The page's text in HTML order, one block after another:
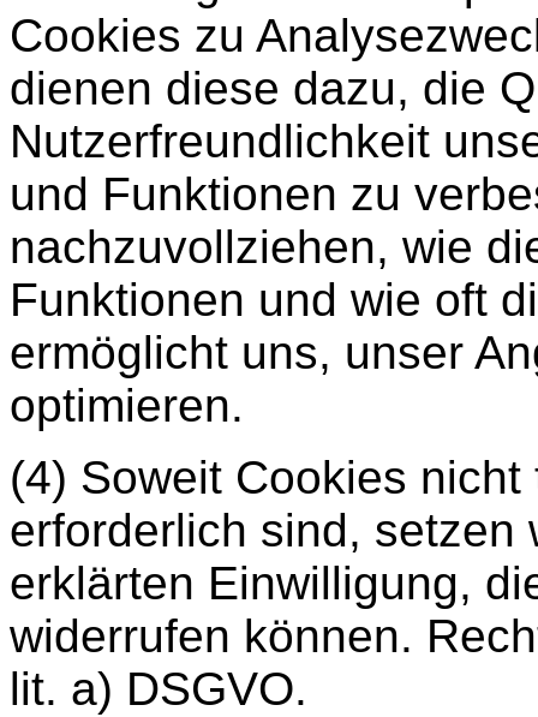
Cookies zu
dienen diese dazu, die
Nutzerfreundlichkeit
und Funktionen zu
nachzuvollziehen, wie
Funktionen und wie oft
ermöglicht uns, unser
optimieren.
(4) Soweit Cookies
erforderlich sind, setzen
erklärten Einwilligung,
widerrufen können.
lit. a) DSGVO.